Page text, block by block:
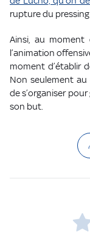
rupture du
Ainsi, au moment
l’animation
moment d’établir
Non seulement
de s’organiser
son but.